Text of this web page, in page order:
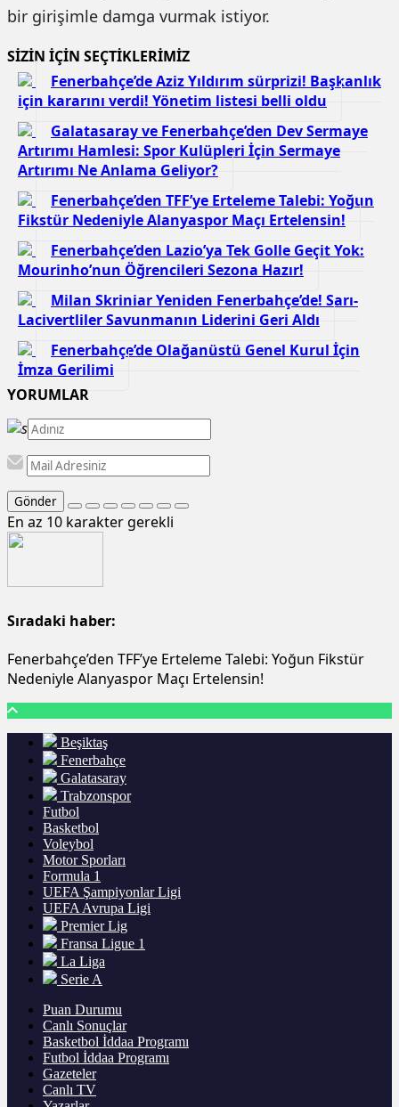
bir girişimle damga vurmak istiyor.
SİZİN İÇİN SEÇTİKLERİMİZ
Fenerbahçe’de Aziz Yıldırım sürprizi! Başkanlık
için kararını verdi! Yönetim listesi belli oldu
Galatasaray ve Fenerbahçe’den Dev Sermaye
Artırımı Hamlesi: Spor Kulüpleri İçin Sermaye
Artırımı Ne Anlama Geliyor?
Fenerbahçe’den TFF’ye Erteleme Talebi: Yoğun
Fikstür Nedeniyle Alanyaspor Maçı Ertelensin!
Fenerbahçe’den Lazio’ya Tek Golle Geçit Yok:
Mourinho’nun Öğrencileri Sezona Hazır!
Milan Skriniar Yeniden Fenerbahçe’de! Sarı-
Lacivertliler Savunmanın Liderini Geri Aldı
Fenerbahçe’de Olağanüstü Genel Kurul İçin
İmza Gerilimi
YORUMLAR
Gönder
En az 10 karakter gerekli
Sıradaki haber:
Fenerbahçe’den TFF’ye Erteleme Talebi: Yoğun Fikstür
Nedeniyle Alanyaspor Maçı Ertelensin!
Beşiktaş
Fenerbahçe
Galatasaray
Trabzonspor
Futbol
Basketbol
Voleybol
Motor Sporları
Formula 1
UEFA Şampiyonlar Ligi
UEFA Avrupa Ligi
Premier Lig
Fransa Ligue 1
La Liga
Serie A
Puan Durumu
Canlı Sonuçlar
Basketbol İddaa Programı
Futbol İddaa Programı
Gazeteler
Canlı TV